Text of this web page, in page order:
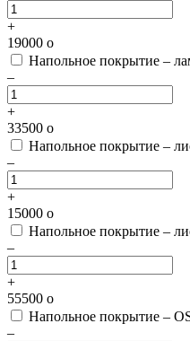
+
19000 o
Напольное покрытие –
–
+
33500 o
Напольное покрытие –
–
+
15000 o
Напольное покрытие –
–
+
55500 o
Напольное покрытие –
–